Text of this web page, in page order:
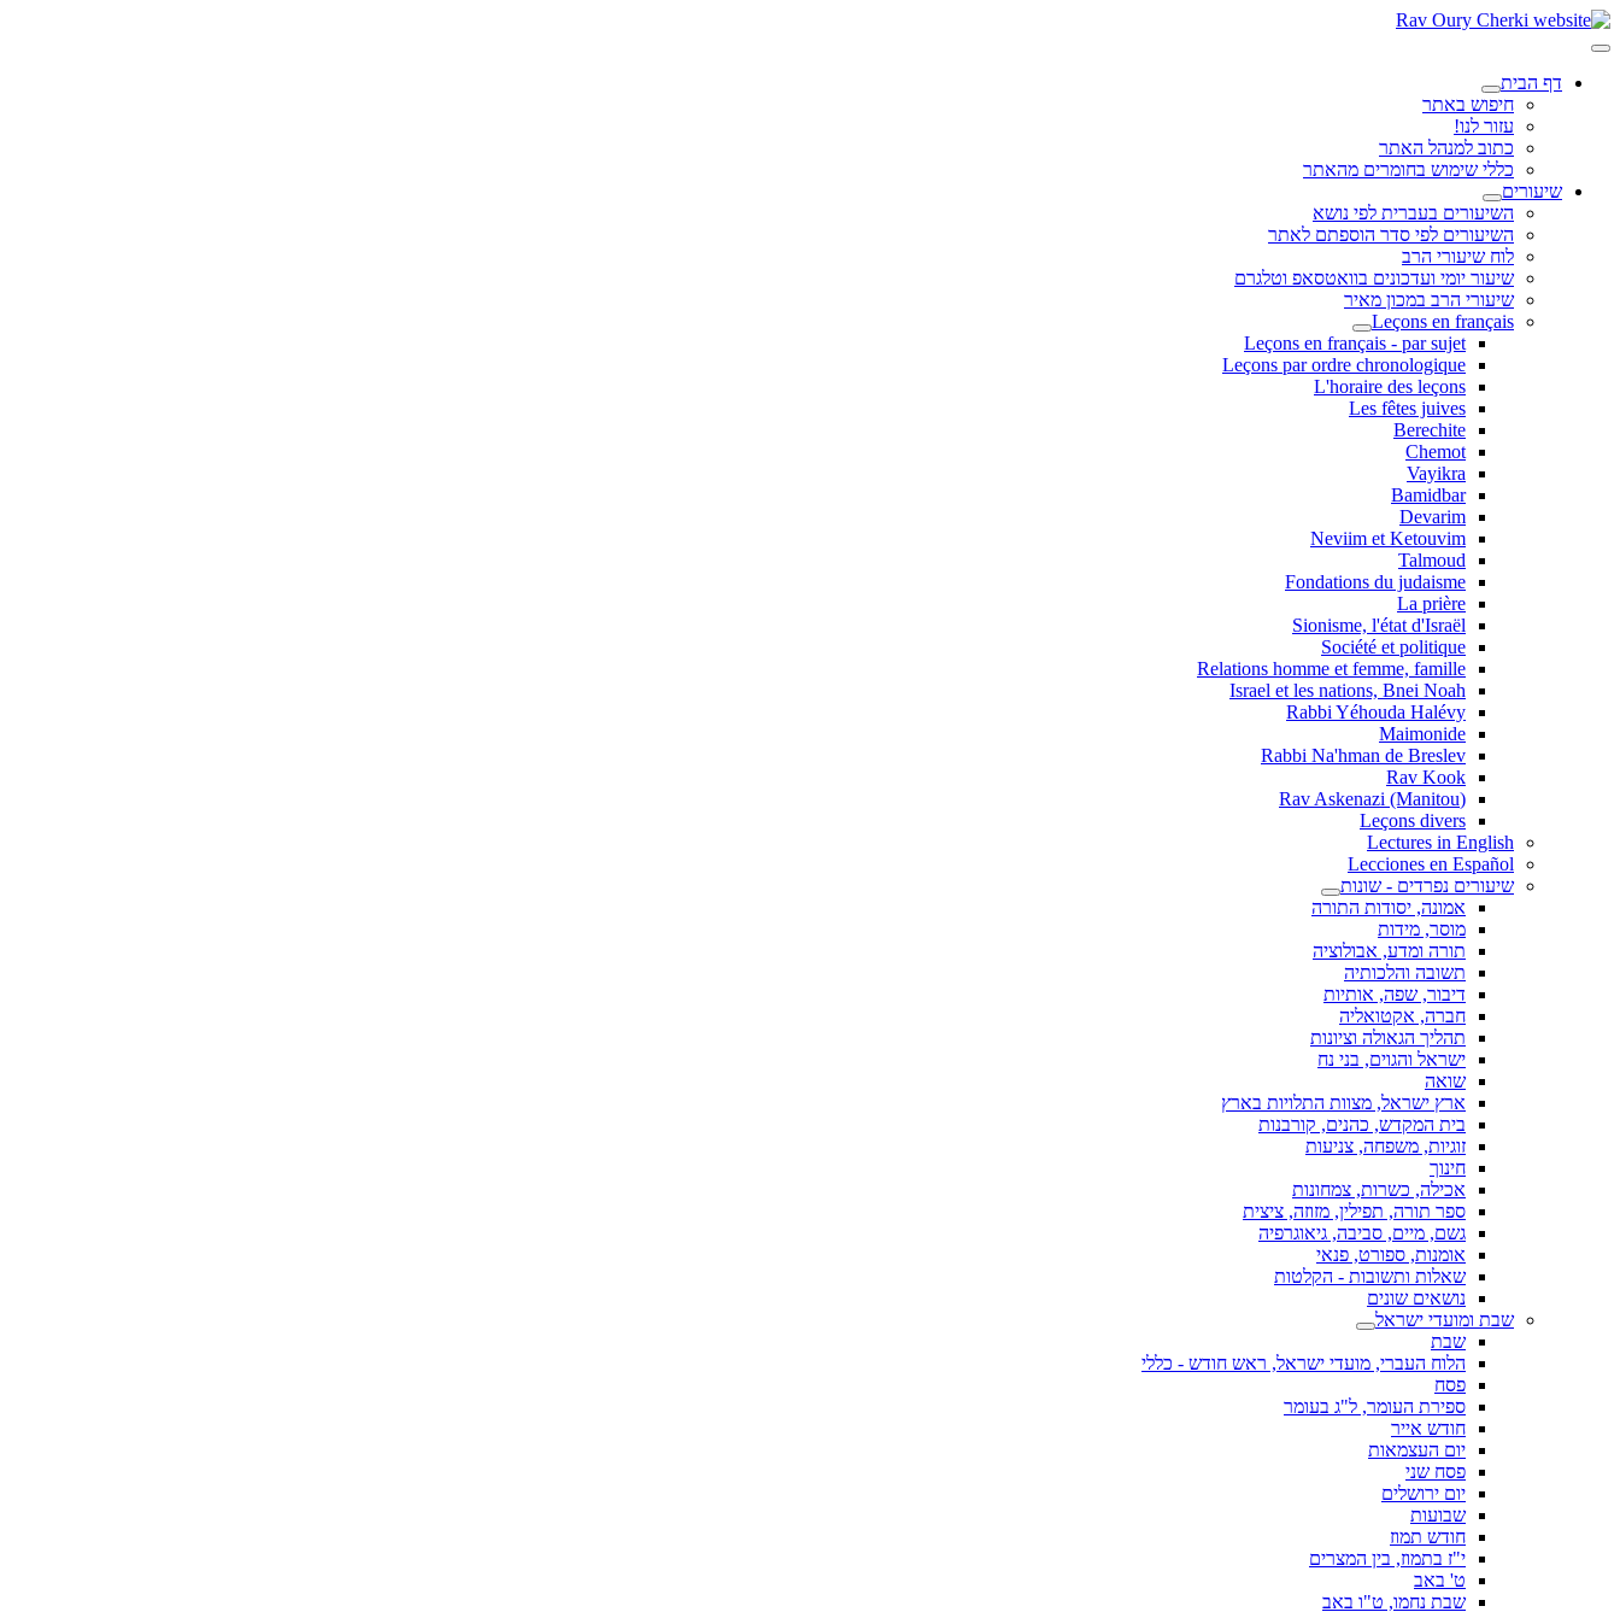
דף הבית
חיפוש באתר
עזור לנו!
כתוב למנהל האתר
כללי שימוש בחומרים מהאתר
שיעורים
השיעורים בעברית לפי נושא
השיעורים לפי סדר הוספתם לאתר
לוח שיעורי הרב
שיעור יומי ועדכונים בוואטסאפ וטלגרם
שיעורי הרב במכון מאיר
Leçons en français
Leçons en français - par sujet
Leçons par ordre chronologique
L'horaire des leçons
Les fêtes juives
Berechite
Chemot
Vayikra
Bamidbar
Devarim
Neviim et Ketouvim
Talmoud
Fondations du judaisme
La prière
Sionisme, l'état d'Israël
Société et politique
Relations homme et femme, famille
Israel et les nations, Bnei Noah
Rabbi Yéhouda Halévy
Maimonide
Rabbi Na'hman de Breslev
Rav Kook
(Rav Askenazi (Manitou
Leçons divers
Lectures in English
Lecciones en Español
שיעורים נפרדים - שונות
אמונה, יסודות התורה
מוסר, מידות
תורה ומדע, אבולוציה
תשובה והלכותיה
דיבור, שפה, אותיות
חברה, אקטואליה
תהליך הגאולה וציונות
ישראל והגוים, בני נח
שואה
ארץ ישראל, מצוות התלויות בארץ
בית המקדש, כהנים, קורבנות
זוגיות, משפחה, צניעות
חינוך
אכילה, כשרות, צמחונות
ספר תורה, תפילין, מזוזה, ציצית
גשם, מיים, סביבה, גיאוגרפיה
אומנות, ספורט, פנאי
שאלות ותשובות - הקלטות
נושאים שונים
שבת ומועדי ישראל
שבת
הלוח העברי, מועדי ישראל, ראש חודש - כללי
פסח
ספירת העומר, ל"ג בעומר
חודש אייר
יום העצמאות
פסח שני
יום ירושלים
שבועות
חודש תמוז
י"ז בתמוז, בין המצרים
ט' באב
שבת נחמו, ט"ו באב